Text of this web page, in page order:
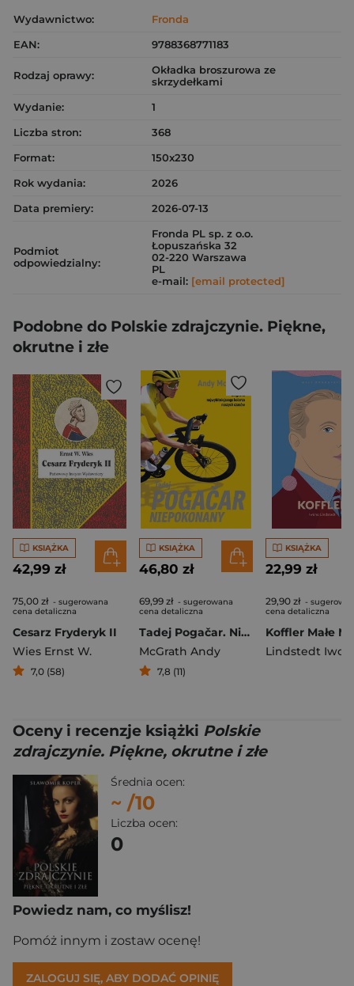
Wydawnictwo:
Fronda
EAN:
9788368771183
Rodzaj oprawy:
Okładka broszurowa ze
skrzydełkami
Wydanie:
1
Liczba stron:
368
Format:
150x230
Rok wydania:
2026
Data premiery:
2026-07-13
Podmiot
odpowiedzialny:
Fronda PL sp. z o.o.
Łopuszańska 32
02-220 Warszawa
PL
e-mail: [email protected]
Podobne do Polskie zdrajczynie. Piękne,
okrutne i złe
KSIĄŻKA
42,99 zł
75,00 zł - sugerowana
cena detaliczna
Cesarz Fryderyk II
Wies Ernst W.
7,0 (58)
KSIĄŻKA
46,80 zł
69,99 zł - sugerowana
cena detaliczna
Tadej Pogačar. Niepokonany
McGrath Andy
7,8 (11)
KSIĄŻKA
22,99 zł
29,90 zł -
cena detaliczna
Lindstedt
Oceny i recenzje książki Polskie
zdrajczynie. Piękne, okrutne i złe
Średnia ocen:
~ /10
Liczba ocen:
0
Powiedz nam, co myślisz!
Pomóż innym i zostaw ocenę!
ZALOGUJ SIĘ, ABY DODAĆ OPINIĘ